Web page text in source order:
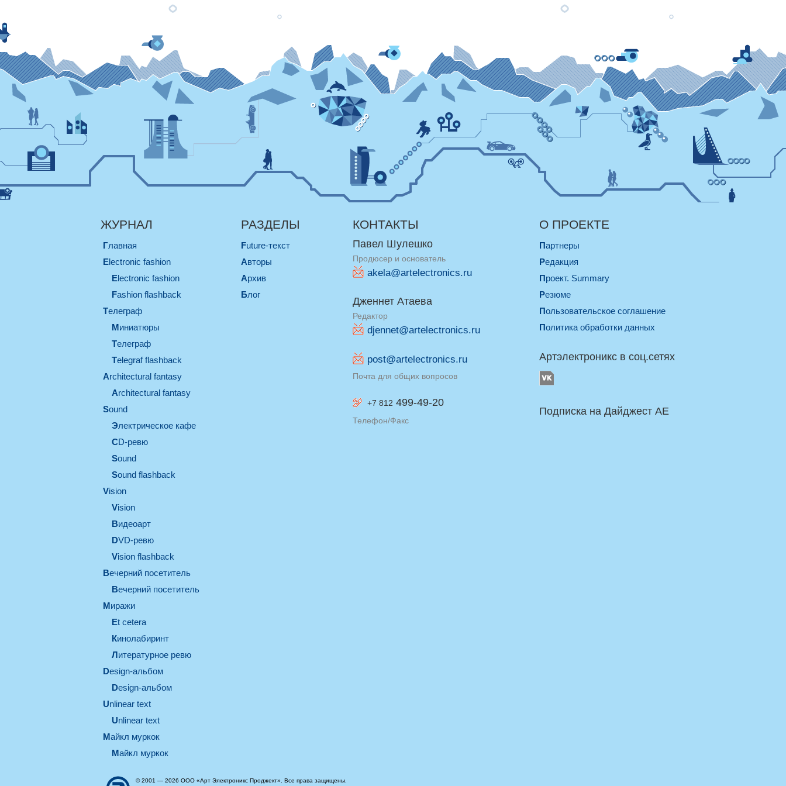
ЖУРНАЛ
Главная
electronic fashion
electronic fashion
Fashion flashback
телеграф
миниатюры
телеграф
Telegraf flashback
architectural fantasy
architectural fantasy
sound
электрическое кафе
CD-ревю
sound
Sound flashback
vision
vision
видеоарт
DVD-ревю
Vision flashback
вечерний посетитель
вечерний посетитель
миражи
et cetera
кинолабиринт
литературное ревю
design-альбом
design-альбом
unlinear text
Unlinear text
майкл муркок
майкл муркок
РАЗДЕЛЫ
Future-текст
Авторы
Архив
Блог
КОНТАКТЫ
Павел Шулешко
Продюсер и основатель
akela@artelectronics.ru
Дженнет Атаева
Редактор
djennet@artelectronics.ru
post@artelectronics.ru
Почта для общих вопросов
+7 812 499-49-20
Телефон/Факс
О ПРОЕКТЕ
Партнеры
Редакция
Проект. Summary
Резюме
Пользовательское соглашение
Политика обработки данных
Артэлектроникс в соц.сетях
Подписка на Дайджест AE
© 2001 — 2026 ООО «Арт Электроникс Проджект». Все права защищены.